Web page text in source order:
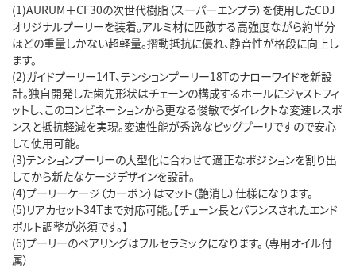
(1)AURUM＋CF30の次世代樹脂（スーパーエンプラ）を使用したCDJ
オリジナルプーリーを装着。アルミ材に匹敵する高強度ながら約半分
ほどの重量しかない超軽量。摺動抵抗に優れ、静音性が格段に向上し
ます。
(2)ガイドプーリー14T、テンションプーリー18Tのナローワイドを新設
計。独自開発した歯先形状はチェーンの構成するホールにジャストフィ
ットし、このコンビネーションから更なる俊敏でダイレクトな変速レスポ
ンスと抵抗軽減を実現。変速性能が秀逸なビッグプーリですので安心
して使用可能。
(3)テンションプーリーの大型化に合わせて適正なポジションを割り出
してから新たなケージデザインを設計。
(4)プーリーケージ（カーボン）はマット（艶消し）仕様になります。
(5)リアカセット34Tまで対応可能。【チェーン長とバランスされたエンド
ボルト調整が必須です。】
(6)プーリーのベアリングはフルセラミックになります。（専用オイル付
属）